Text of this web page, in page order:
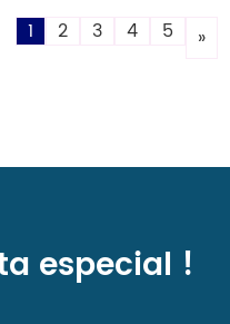
1 2 3 4 5 »
especial !